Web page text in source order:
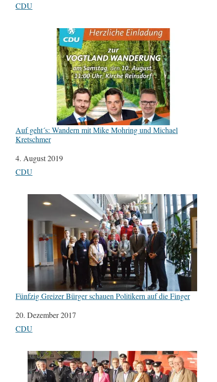
In Bezug auf
CDU
Auf geht´s: Wandern mit Mike Mohring und Michael
Kretschmer
Datum
4. August 2019
In Bezug auf
CDU
Fünfzig Greizer Bürger schauen Politikern auf die Finger
Datum
20. Dezember 2017
In Bezug auf
CDU